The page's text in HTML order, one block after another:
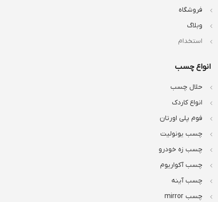
فروشگاه
وبلاگ
استخدام
انواع چسب
حلال چسب
انواع کاردک
فوم پلی اورتان
چسب یونولیت
چسب زه خودرو
چسب آکواریوم
چسب آینه
چسب mirror